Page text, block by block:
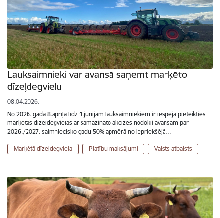
Lauksaimnieki var avansā saņemt marķēto
dīzeļdegvielu
08.04.2026.
No 2026. gada 8.aprīļa līdz 1.jūnijam lauksaimniekiem ir iespēja pieteikties
marķētās dīzeļdegvielas ar samazināto akcīzes nodokli avansam par
2026./2027. saimniecisko gadu 50% apmērā no iepriekšējā…
Marķētā dīzeļdegviela Platību maksājumi Valsts atbalsts